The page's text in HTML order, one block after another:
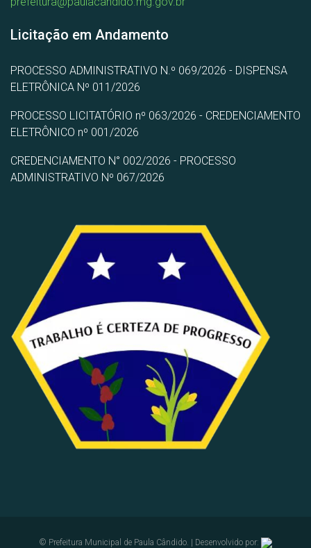
Licitação em Andamento
PROCESSO ADMINISTRATIVO N.º 069/2026 - DISPENSA
ELETRÔNICA Nº 011/2026
PROCESSO LICITATÓRIO nº 063/2026 - CREDENCIAMENTO
ELETRÔNICO nº 001/2026
CREDENCIAMENTO N° 002/2026 - PROCESSO
ADMINISTRATIVO Nº 067/2026
© Prefeitura Municipal de Paula Cândido. | Desenvolvido por: